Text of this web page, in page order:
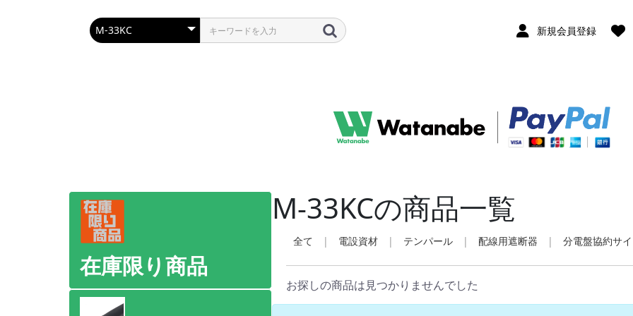
新規会員登録
在庫限り商品
M-33KCの商品一覧
全て | 電設資材 | テンパール | 配線用遮断器 | 分電盤協約サ
お探しの商品は見つかりませんでした